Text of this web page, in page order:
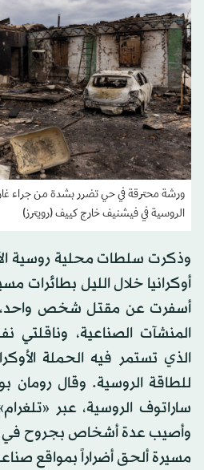
ورشة محترقة في حي تضرر بشدة من جراء
الروسية في فيشنيف خارج كييف (رويترز)
وذكرت سلطات ‌محلية روسية
أوكرانيا خلال الليل بطائرات
أسفرت عن مقتل شخص واحد،
المنشآت الصناعية، وناقلتي
الذي تستمر فيه الحملة
للطاقة الروسية. وقال رومان
ساراتوف الروسية، عبر
وأصيب عدة أشخاص بجروح في
مسيرة ألحق أضراراً بمواقع